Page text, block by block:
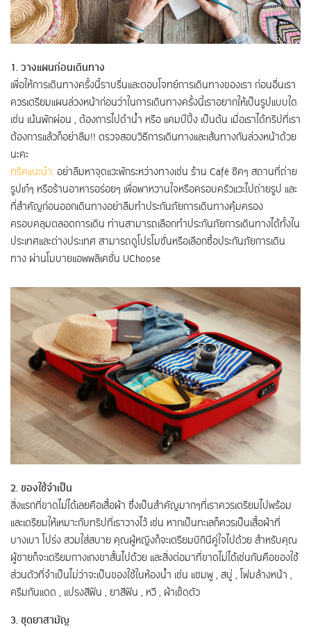
1. วางแผนก่อนเดินทาง
เพื่อให้การเดินทางครั้งนี้ราบรื่นและตอบโจทย์การเดินทางของเรา ก่อนอื่นเรา
ควรเตรียมแผนล่วงหน้าก่อนว่าในการเดินทางครั้งนี้เราอยากให้เป็นรูปแบบใด
เช่น เน้นพักผ่อน , ต้องการไปดำน้ำ หรือ แคมป์ปิ้ง เป็นต้น เมื่อเราได้ทริปที่เรา
ต้องการแล้วก็อย่าลืม!! ตรวจสอบวิธีการเดินทางและเส้นทางกันล่วงหน้าด้วย
นะคะ
ทริคแนะนำ:อย่าลืมหาจุดแวะพักระหว่างทางเช่น ร้าน Café ชิคๆ สถานที่ถ่าย
รูปเก๋ๆ หรือร้านอาหารอร่อยๆ เพื่อพาหวานใจหรือครอบครัวแวะไปถ่ายรูป และ
ที่สำคัญก่อนออกเดินทางอย่าลืมทำประกันภัยการเดินทางคุ้มครอง
ครอบคลุมตลอดการเดิน ท่านสามารถเลือกทำประกันภัยการเดินทางได้ทั้งใน
ประเทศและต่างประเทศ สามารถดูโปรโมชั่นหรือเลือกซื้อประกันภัยการเดิน
ทาง ผ่านโมบายแอพพลิเคชั่น UChoose
2. ของใช้จำเป็น
สิ่งแรกที่ขาดไม่ได้เลยคือเสื้อผ้า ซึ่งเป็นสำคัญมากๆที่เราควรเตรียมไปพร้อม
และเตรียมให้เหมาะกับทริปที่เราวางไว้ เช่น หากเป็นทะเลก็ควรเป็นเสื้อผ้าที่
บางเบา โปร่ง สวมใส่สบาย คุณผู้หญิงก็จะเตรียมบิกินีคู่ใจไปด้วย สำหรับคุณ
ผู้ชายก็จะเตรียมกางเกงขาสั้นไปด้วย และสิ่งต่อมาที่ขาดไม่ได้เช่นกันคือของใช้
ส่วนตัวที่จำเป็นไม่ว่าจะเป็นของใช้ในห้องน้ำ เช่น แชมพู , สบู่ , โฟมล้างหน้า ,
ครีมกันแดด , แปรงสีฟัน , ยาสีฟัน , หวี , ผ้าเช็ดตัว
3. ชุดยาสามัญ